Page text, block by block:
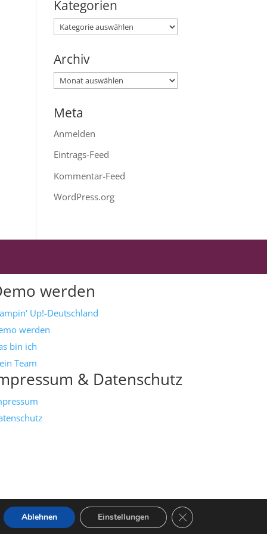
Kategorien
Kategorien
Archiv
Archiv
Meta
Anmelden
Eintrags-Feed
Kommentar-Feed
WordPress.org
Ablehnen Einstellungen GDPR Cookie-Banner
werden
Up!-Deutschland
werden
bin ich
Team
& Datenschutz